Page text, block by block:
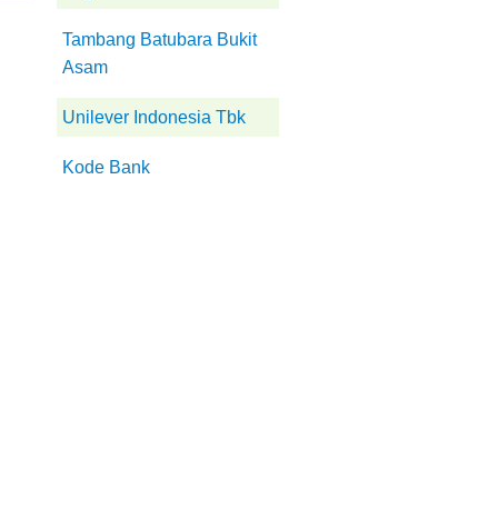
Tambang Batubara Bukit
Asam
Unilever Indonesia Tbk
Kode Bank